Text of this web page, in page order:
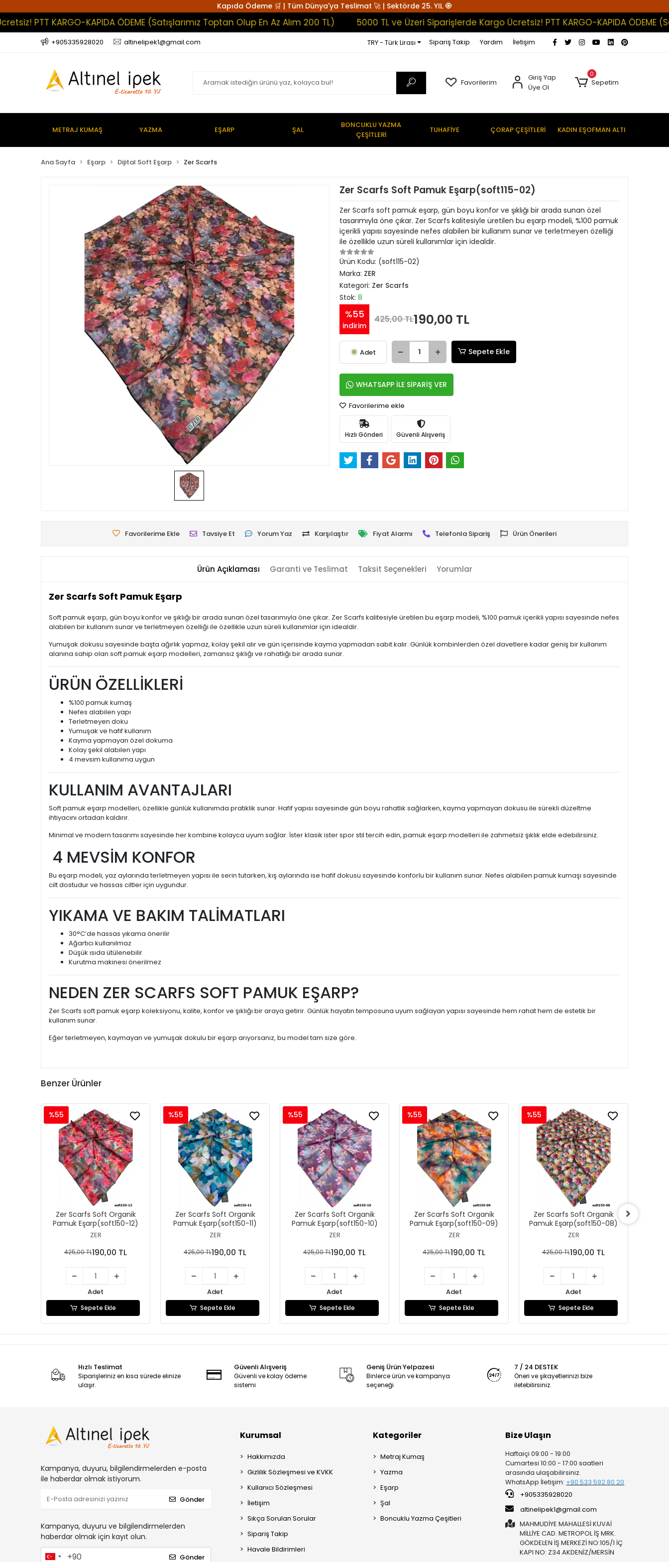
Kapıda Ödeme 🛒 | Tüm Dünya'ya Teslimat 🚀 | Sektörde 25. YIL 🧿
KARGO-KAPIDA ÖDEME (Satışlarımız Toptan Olup En Az Alım 200 TL) 5000 TL ve Üzeri Siparişlerde Kargo Ücretsiz! PTT KARGO-KAPIDA ÖDEME
+905335928020 altinelipek1@gmail.com TRY - Türk Lirası Sipariş Takip Yardım İletişim
Favorilerim
Giriş Yap
Üye Ol
0
Sepetim
METRAJ KUMAŞ YAZMA EŞARP ŞAL
BONCUKLU YAZMA
ÇEŞİTLERİ
TUHAFİYE ÇORAP ÇEŞİTLERİ KADIN EŞOFMAN ALTI
Ana Sayfa Eşarp Dijital Soft Eşarp Zer Scarfs
Zer Scarfs Soft Pamuk Eşarp(soft115-02)
Zer Scarfs soft pamuk eşarp, gün boyu konfor ve şıklığı bir arada sunan özel
tasarımıyla öne çıkar. Zer Scarfs kalitesiyle üretilen bu eşarp modeli, %100 pamuk
içerikli yapısı sayesinde nefes alabilen bir kullanım sunar ve terletmeyen özelliği
ile özellikle uzun süreli kullanımlar için idealdir.
Ürün Kodu: (soft115-02)
Marka: ZER
Kategori: Zer Scarfs
Stok: 8
%55
indirim
425,00 TL190,00 TL
Adet Sepete Ekle
WHATSAPP İLE SİPARİŞ VER
Favorilerime ekle
Hızlı Gönderi Güvenli Alışveriş
Favorilerime Ekle Tavsiye Et Yorum Yaz Karşılaştır Fiyat Alarmı Telefonla Sipariş Ürün Önerileri
Ürün Açıklaması Garanti ve Teslimat Taksit Seçenekleri Yorumlar
Zer Scarfs Soft Pamuk Eşarp
Soft pamuk eşarp, gün boyu konfor ve şıklığı bir arada sunan özel tasarımıyla öne çıkar. Zer Scarfs kalitesiyle üretilen bu eşarp modeli, %100 pamuk içerikli yapısı sayesinde nefes
alabilen bir kullanım sunar ve terletmeyen özelliği ile özellikle uzun süreli kullanımlar için idealdir.
Yumuşak dokusu sayesinde başta ağırlık yapmaz, kolay şekil alır ve gün içerisinde kayma yapmadan sabit kalır. Günlük kombinlerden özel davetlere kadar geniş bir kullanım
alanına sahip olan soft pamuk eşarp modelleri, zamansız şıklığı ve rahatlığı bir arada sunar.
ÜRÜN ÖZELLİKLERİ
%100 pamuk kumaş
Nefes alabilen yapı
Terletmeyen doku
Yumuşak ve hafif kullanım
Kayma yapmayan özel dokuma
Kolay şekil alabilen yapı
4 mevsim kullanıma uygun
KULLANIM AVANTAJLARI
Soft pamuk eşarp modelleri, özellikle günlük kullanımda pratiklik sunar. Hafif yapısı sayesinde gün boyu rahatlık sağlarken, kayma yapmayan dokusu ile sürekli düzeltme
ihtiyacını ortadan kaldırır.
Minimal ve modern tasarımı sayesinde her kombine kolayca uyum sağlar. İster klasik ister spor stil tercih edin, pamuk eşarp modelleri ile zahmetsiz şıklık elde edebilirsiniz.
4 MEVSİM KONFOR
Bu eşarp modeli, yaz aylarında terletmeyen yapısı ile serin tutarken, kış aylarında ise hafif dokusu sayesinde konforlu bir kullanım sunar. Nefes alabilen pamuk kumaşı sayesinde
cilt dostudur ve hassas ciltler için uygundur.
YIKAMA VE BAKIM TALİMATLARI
30°C’de hassas yıkama önerilir
Ağartıcı kullanılmaz
Düşük ısıda ütülenebilir
Kurutma makinesi önerilmez
NEDEN ZER SCARFS SOFT PAMUK EŞARP?
Zer Scarfs soft pamuk eşarp koleksiyonu, kalite, konfor ve şıklığı bir araya getirir. Günlük hayatın temposuna uyum sağlayan yapısı sayesinde hem rahat hem de estetik bir
kullanım sunar.
Eğer terletmeyen, kaymayan ve yumuşak dokulu bir eşarp arıyorsanız, bu model tam size göre.
Benzer Ürünler
Zer Scarfs Soft Organik
Pamuk Eşarp(soft150-12)
ZER
%55
425,00 TL190,00 TL
Adet
Sepete Ekle
Zer Scarfs Soft Organik
Pamuk Eşarp(soft150-11)
ZER
%55
425,00 TL190,00 TL
Adet
Sepete Ekle
Zer Scarfs Soft Organik
Pamuk Eşarp(soft150-10)
ZER
%55
425,00 TL190,00 TL
Adet
Sepete Ekle
Zer Scarfs Soft Organik
Pamuk Eşarp(soft150-09)
ZER
%55
425,00 TL190,00 TL
Adet
Sepete Ekle
Zer Scarfs Soft Organik
Pamuk Eşarp(soft150-08)
ZER
%55
425,00 TL190,00 TL
Adet
Sepete Ekle
Hızlı Teslimat
Siparişleriniz en kısa sürede elinize
ulaşır.
Güvenli Alışveriş
Güvenli ve kolay ödeme
sistemi
Geniş Ürün Yelpazesi
Binlerce ürün ve kampanya
seçeneği
7 / 24 DESTEK
Öneri ve şikayetlerinizi bize
iletebilirsiniz.
Kampanya, duyuru, bilgilendirmelerden e-posta
ile haberdar olmak istiyorum.
Gönder
Kampanya, duyuru ve bilgilendirmelerden
haberdar olmak için kayıt olun.
Gönder
Kurumsal
Hakkımızda
Gizlilik Sözleşmesi ve KVKK
Kullanıcı Sözleşmesi
İletişim
Sıkça Sorulan Sorular
Sipariş Takip
Havale Bildirimleri
Kategoriler
Metraj Kumaş
Yazma
Eşarp
Şal
Boncuklu Yazma Çeşitleri
Bize Ulaşın
Haftaiçi 09:00 - 19:00
Cumartesi 10:00 - 17:00 saatleri
arasında ulaşabilirsiniz.
WhatsApp İletişim: +90 533 592 80 20
+905335928020
altinelipek1@gmail.com
MAHMUDİYE MAHALLESİ KUVAİ
MİLLİYE CAD. METROPOL İŞ MRK.
GÖKDELEN İŞ MERKEZİ NO:105/1 İÇ
KAPI NO: Z34 AKDENİZ/MERSİN